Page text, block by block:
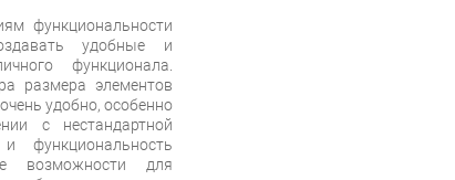
функциональности
удобные и
функционала.
размера элементов
удобно, особенно
с нестандартной
функциональность
возможности для